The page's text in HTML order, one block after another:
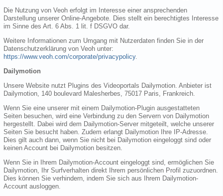
Die Nutzung von Veoh erfolgt im Interesse einer ansprechenden
Darstellung unserer Online-Angebote. Dies stellt ein berechtigtes Interesse
im Sinne des Art. 6 Abs. 1 lit. f DSGVO dar.
Weitere Informationen zum Umgang mit Nutzerdaten finden Sie in der
Datenschutzerklärung von Veoh unter:
https://www.veoh.com/corporate/privacypolicy.
Dailymotion
Unsere Website nutzt Plugins des Videoportals Dailymotion. Anbieter ist
Dailymotion, 140 boulevard Malesherbes, 75017 Paris, Frankreich.
Wenn Sie eine unserer mit einem Dailymotion-Plugin ausgestatteten
Seiten besuchen, wird eine Verbindung zu den Servern von Dailymotion
hergestellt. Dabei wird dem Dailymotion-Server mitgeteilt, welche unserer
Seiten Sie besucht haben. Zudem erlangt Dailymotion Ihre IP-Adresse.
Dies gilt auch dann, wenn Sie nicht bei Dailymotion eingeloggt sind oder
keinen Account bei Dailymotion besitzen.
Wenn Sie in Ihrem Dailymotion-Account eingeloggt sind, ermöglichen Sie
Dailymotion, Ihr Surfverhalten direkt Ihrem persönlichen Profil zuzuordnen.
Dies können Sie verhindern, indem Sie sich aus Ihrem Dailymotion-
Account ausloggen.